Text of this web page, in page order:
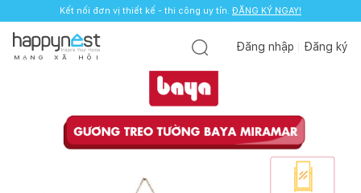
Kết nối đơn vị thiết kế - thi công uy tín. ĐĂNG KÝ NGAY!
M Ạ N G X Ã H Ộ I
Đăng nhập Đăng ký